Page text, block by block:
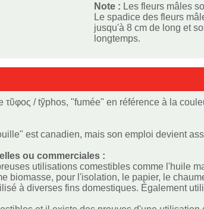
Note : Les fleurs mâles
Le spadice des fleurs
jusqu'à 8 cm de long et
longtemps.
τῦφος / tỹphos, "fumée" en référence à la
est canadien, mais son emploi devient
ou commerciales :
utilisations comestibles comme l'huile
biomasse, pour l'isolation, le papier, le
à diverses fins domestiques. Également